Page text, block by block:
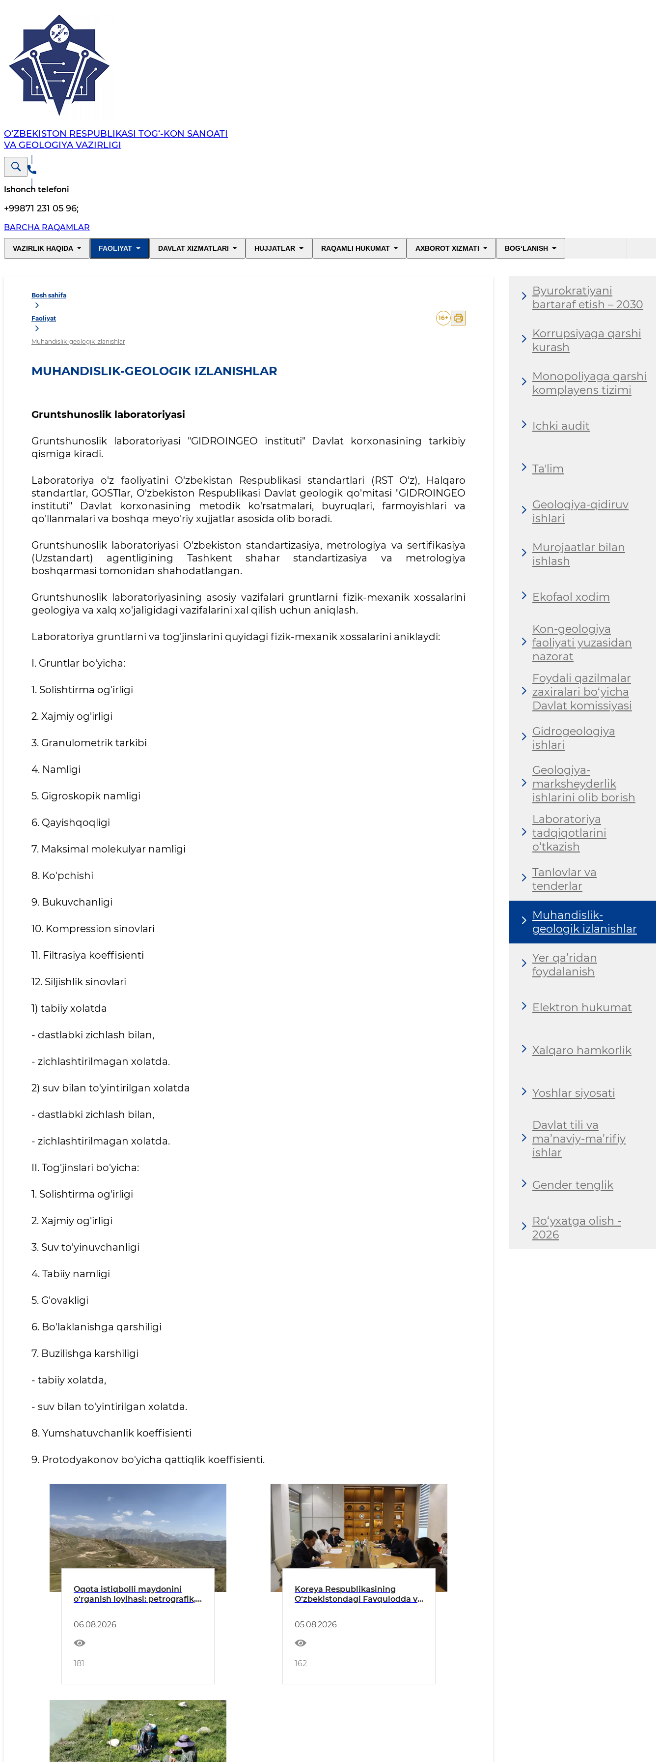
O‘ZBEKISTON RESPUBLIKASI TOG‘-KON SANOATI
VA GEOLOGIYA VAZIRLIGI
Ishonch telefoni
+99871 231 05 96;
BARCHA RAQAMLAR
VAZIRLIK HAQIDA FAOLIYAT DAVLAT XIZMATLARI HUJJATLAR RAQAMLI HUKUMAT AXBOROT XIZMATI BOG‘LANISH
Bosh sahifa
Faoliyat
Muhandislik-geologik izlanishlar
16+
MUHANDISLIK-GEOLOGIK IZLANISHLAR
Gruntshunoslik laboratoriyasi
Gruntshunoslik laboratoriyasi "GIDROINGEO instituti" Davlat korxonasining tarkibiy
qismiga kiradi.
Laboratoriya o'z faoliyatini O'zbekistan Respublikasi standartlari (RST O'z), Halqaro
standartlar, GOSTlar, O'zbekiston Respublikasi Davlat geologik qo'mitasi "GIDROINGEO
instituti" Davlat korxonasining metodik ko'rsatmalari, buyruqlari, farmoyishlari va
qo'llanmalari va boshqa meyo'riy xujjatlar asosida olib boradi.
Gruntshunoslik laboratoriyasi O'zbekiston standartizasiya, metrologiya va sertifikasiya
(Uzstandart) agentligining Tashkent shahar standartizasiya va metrologiya
boshqarmasi tomonidan shahodatlangan.
Gruntshunoslik laboratoriyasining asosiy vazifalari gruntlarni fizik-mexanik xossalarini
geologiya va xalq xo'jaligidagi vazifalarini xal qilish uchun aniqlash.
Laboratoriya gruntlarni va tog'jinslarini quyidagi fizik-mexanik xossalarini aniklaydi:
I. Gruntlar bo'yicha:
1. Solishtirma og'irligi
2. Xajmiy og'irligi
3. Granulometrik tarkibi
4. Namligi
5. Gigroskopik namligi
6. Qayishqoqligi
7. Maksimal molekulyar namligi
8. Ko'pchishi
9. Bukuvchanligi
10. Kompression sinovlari
11. Filtrasiya koeffisienti
12. Siljishlik sinovlari
1) tabiiy xolatda
- dastlabki zichlash bilan,
- zichlashtirilmagan xolatda.
2) suv bilan to'yintirilgan xolatda
- dastlabki zichlash bilan,
- zichlashtirilmagan xolatda.
II. Tog'jinslari bo'yicha:
1. Solishtirma og'irligi
2. Xajmiy og'irligi
3. Suv to'yinuvchanligi
4. Tabiiy namligi
5. G'ovakligi
6. Bo'laklanishga qarshiligi
7. Buzilishga karshiligi
- tabiiy xolatda,
- suv bilan to'yintirilgan xolatda.
8. Yumshatuvchanlik koeffisienti
9. Protodyakonov bo'yicha qattiqlik koeffisienti.
Oqota istiqbolli maydonini
o‘rganish loyihasi: petrografik,
ishlari olib borildi
06.08.2026
181
Koreya Respublikasining
O‘zbekistondagi Favqulodda va
05.08.2026
162
Byurokratiyani
bartaraf etish – 2030
Korrupsiyaga qarshi
kurash
Monopoliyaga qarshi
komplayens tizimi
Ichki audit
Ta'lim
Geologiya-qidiruv
ishlari
Murojaatlar bilan
ishlash
Ekofaol xodim
Kon-geologiya
faoliyati yuzasidan
nazorat
Foydali qazilmalar
zaxiralari bo‘yicha
Davlat komissiyasi
Gidrogeologiya
ishlari
Geologiya-
marksheyderlik
ishlarini olib borish
Laboratoriya
tadqiqotlarini
o‘tkazish
Tanlovlar va
tenderlar
Muhandislik-
geologik izlanishlar
Yer qa’ridan
foydalanish
Elektron hukumat
Xalqaro hamkorlik
Yoshlar siyosati
Davlat tili va
ma’naviy-ma’rifiy
ishlar
Gender tenglik
Ro‘yxatga olish -
2026